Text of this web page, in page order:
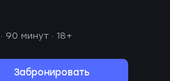
90 минут · 18+
Забронировать